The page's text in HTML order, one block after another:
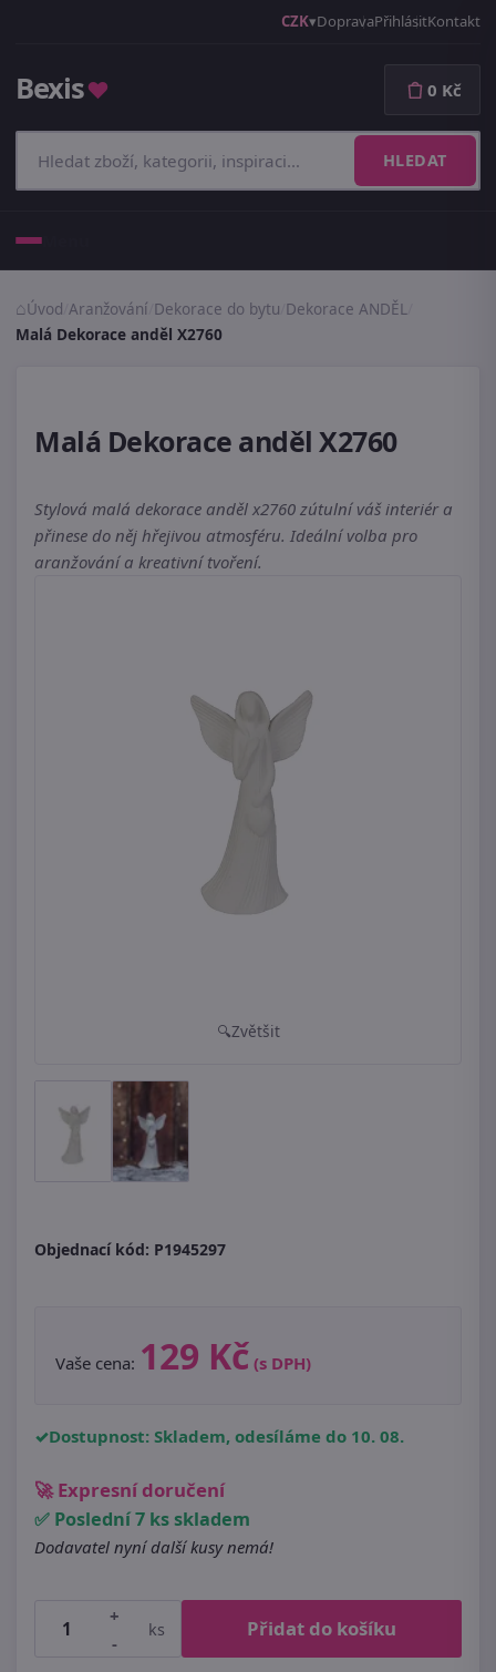
CZK DopravaPřihlásitKontakt
Bexis♥
HLEDAT
0 Kč
Úvod Aranžování Dekorace do bytu Dekorace ANDĚL
Malá Dekorace anděl X2760
Malá Dekorace anděl X2760
Stylová malá dekorace anděl x2760 zútulní váš interiér a
přinese do něj hřejivou atmosféru. Ideální volba pro
aranžování a kreativní tvoření.
Zvětšit
Objednací kód: P1945297
Vaše cena: 129 Kč (s DPH)
Dostupnost: Skladem, odesíláme do 10. 08.
🚀 Expresní doručení
✅ Poslední 7 ks skladem
Dodavatel nyní další kusy nemá!
+
-
ks Přidat do košíku